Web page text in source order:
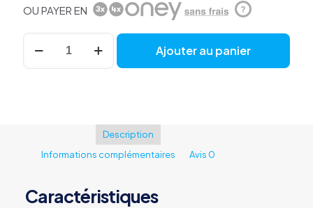
OU PAYER EN ?
quantité
Chambre
schrader
Ajouter au panier
Description
Informations complémentaires
Avis 0
Caractéristiques